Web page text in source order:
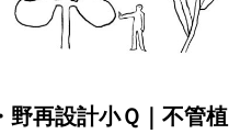
野再設計小Ｑ｜不管植